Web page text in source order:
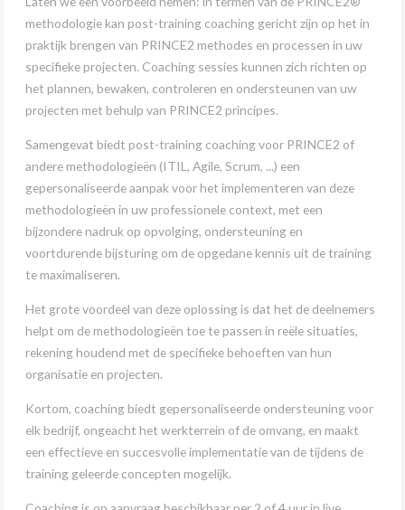
methodologie kan post-training coaching gericht zijn op het in
praktijk brengen van PRINCE2 methodes en processen in uw
specifieke projecten. Coaching sessies kunnen zich richten op
het plannen, bewaken, controleren en ondersteunen van uw
projecten met behulp van PRINCE2 principes.
Samengevat biedt post-training coaching voor PRINCE2 of
andere methodologieën (ITIL, Agile, Scrum, ...) een
gepersonaliseerde aanpak voor het implementeren van deze
methodologieën in uw professionele context, met een
bijzondere nadruk op opvolging, ondersteuning en
voortdurende bijsturing om de opgedane kennis uit de training
te maximaliseren.
Het grote voordeel van deze oplossing is dat het de deelnemers
helpt om de methodologieën toe te passen in reële situaties,
rekening houdend met de specifieke behoeften van hun
organisatie en projecten.
Kortom, coaching biedt gepersonaliseerde ondersteuning voor
elk bedrijf, ongeacht het werkterrein of de omvang, en maakt
een effectieve en succesvolle implementatie van de tijdens de
training geleerde concepten mogelijk.